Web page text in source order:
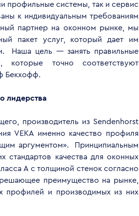
профильные системы, так и сервис
к индивидуальным требованиям
партнер на оконном рынке, мы
пакет услуг, который дает им
Наша цель — занять правильные
точно соответствуют
Бекхофф.
лидерства
производитель из Sendenhorst
VEKA именно качество профиля
аргументом». Принципиальным
стандартов качества для оконных
A с толщиной стенок согласно
решающее преимущество на рынке,
профилей и производимых из них